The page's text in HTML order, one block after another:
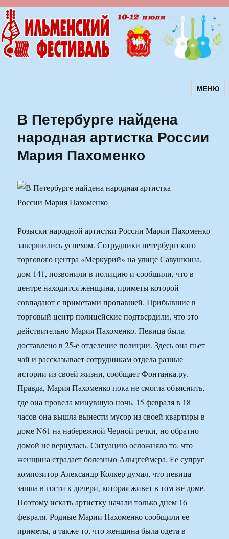
Ильменский фестиваль авторскойМЕНЮ
В Петербурге найдена
народная артистка России
Мария Пахоменко
Розыски народной артистки России Марии Пахоменко
завершились успехом. Сотрудники петербургского
торгового центра «Меркурий» на улице Савушкина,
дом 141, позвонили в полицию и сообщили, что в
центре находится женщина, приметы которой
совпадают с приметами пропавшей. Прибывшие в
торговый центр полицейские подтвердили, что это
действительно Мария Пахоменко. Певица была
доставлено в 25-е отделение полиции. Здесь она пьет
чай и рассказывает сотрудникам отдела разные
истории из своей жизни, сообщает Фонтанка.ру.
Правда, Мария Пахоменко пока не смогла объяснить,
где она провела минувшую ночь. 15 февраля в 18
часов она вышла вынести мусор из своей квартиры в
доме N61 на набережной Черной речки, но обратно
домой не вернулась. Ситуацию осложняло то, что
женщина страдает болезнью Альцгеймера. Ее супруг
композитор Александр Колкер думал, что певица
зашла в гости к дочери, которая живет в том же доме.
Поэтому искать артистку начали только днем 16
февраля. Родные Марии Пахоменко сообщили ее
приметы, а также то, что женщина была одета в